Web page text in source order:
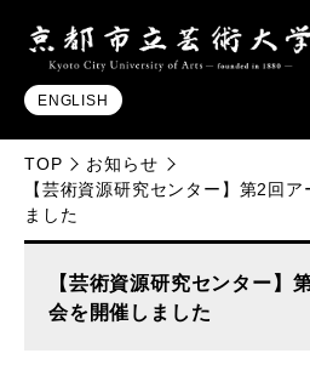
ENGLISH
TOP
お知らせ
【芸術資源研究センター】第2回
ました
【芸術資源研究センター】
会を開催しました